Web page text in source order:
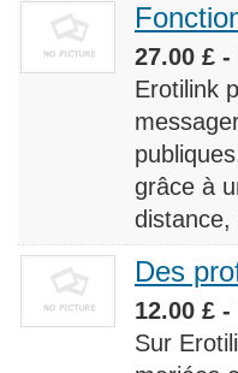
27.00 £
Erotilink
grâce à
Des
12.00 £
Sur